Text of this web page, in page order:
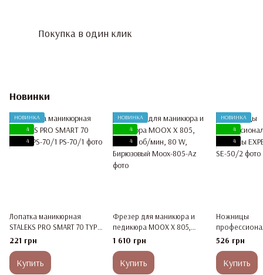
Покупка в один клик
Новинки
НОВИНКА
4
4
Лопатка маникюрная
STALEKS PRO SMART 70 TYPE
1 PS-70/1
221 грн
Купить
НОВИНКА
4
4
Фрезер для маникюра и
педикюра MOOX X 805,
55 000 об/мин, 80 W,
Бирюзовый
1 610 грн
Купить
НОВИНКА
4
4
Ножницы
кутикулы
526 грн
Купить